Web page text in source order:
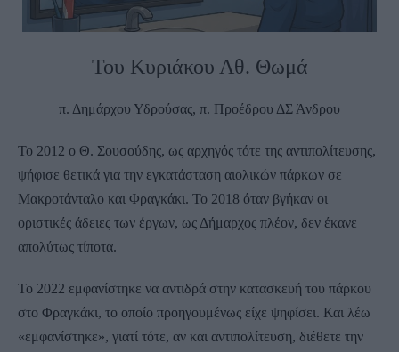
Του Κυριάκου Αθ. Θωμά
π. Δημάρχου Υδρούσας, π. Προέδρου ΔΣ Άνδρου
Το 2012 ο Θ. Σουσούδης, ως αρχηγός τότε της αντιπολίτευσης,
ψήφισε θετικά για την εγκατάσταση αιολικών πάρκων σε
Μακροτάνταλο και Φραγκάκι. Το 2018 όταν βγήκαν οι
οριστικές άδειες των έργων, ως Δήμαρχος πλέον, δεν έκανε
απολύτως τίποτα.
Το 2022 εμφανίστηκε να αντιδρά στην κατασκευή του πάρκου
στο Φραγκάκι, το οποίο προηγουμένως είχε ψηφίσει. Και λέω
«εμφανίστηκε», γιατί τότε, αν και αντιπολίτευση, διέθετε την